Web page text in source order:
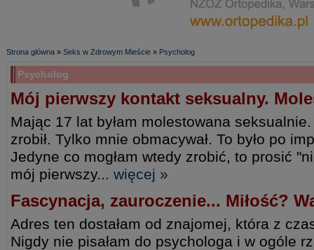
Strona główna » Seks w Zdrowym Mieście » Psycholog
Psycholog
Mój pierwszy kontakt seksualny.
Mając 17 lat byłam molestowana
zrobił. Tylko mnie obmacywał. To było po
Jedyne co mogłam wtedy zrobić, to prosić
mój pierwszy... więcej »
Fascynacja, zauroczenie... Miłość?
Adres ten dostałam od znajomej, która z
Nigdy nie pisałam do psychologa i w ogóle